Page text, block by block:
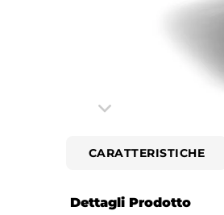
CARATTERISTICHE
Dettagli Prodotto